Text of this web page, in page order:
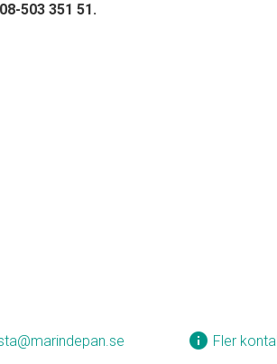
503 351 51.
info Fler